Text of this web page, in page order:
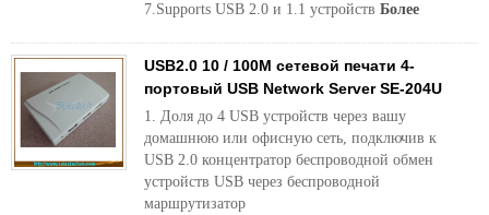
7.Supports USB 2.0 и 1.1 устройств Более
USB2.0 10 / 100M сетевой печати 4-
портовый USB Network Server SE-204U
1. Доля до 4 USB устройств через вашу
домашнюю или офисную сеть, подключив к
USB 2.0 концентратор беспроводной обмен
устройств USB через беспроводной
маршрутизатор